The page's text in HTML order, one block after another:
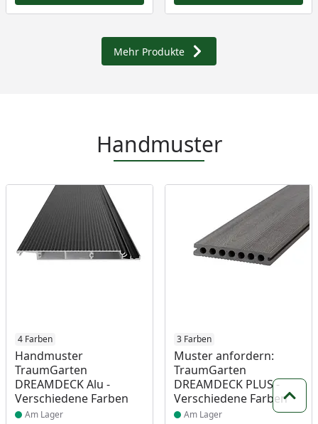
Mehr Produkte
Handmuster
4 Farben
Handmuster
TraumGarten
DREAMDECK Alu -
Verschiedene Farben
Produkt am Lager
Am Lager
3 Farben
Muster anfordern:
TraumGarten
DREAMDECK PLUS -
Verschiedene Farben
Produkt am Lager
Am Lager